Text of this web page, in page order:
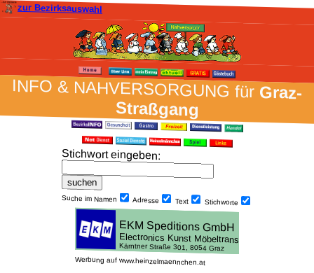
zur Bezirksauswahl
INFO & NAH­VER­SORG­UNG fürGraz-
Straßgang
Stich­wort ein­geben:
Suche im Namen Adresse Text Stich­worte
Werbung auf www.heinzelmaennchen.at